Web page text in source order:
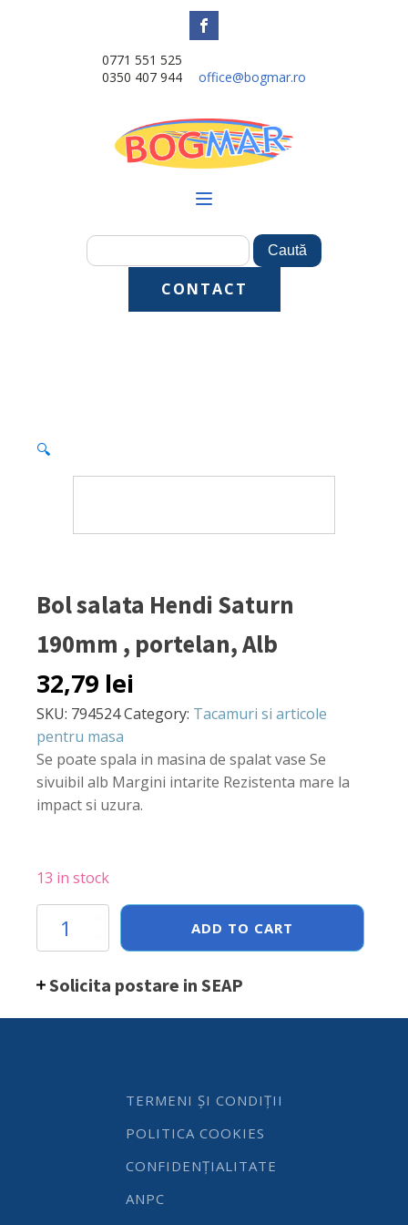
0771 551 525
0350 407 944
office@bogmar.ro
CONTACT
🔍
Bol salata Hendi Saturn
190mm , portelan, Alb
32,79 lei
SKU: 794524Category: Tacamuri si articole
pentru masa
Se poate spala in masina de spalat vase Se
sivuibil alb Margini intarite Rezistenta mare la
impact si uzura.
13 in stock
salata
Hendi
190mm
ADD TO CART
Solicita postare in SEAP
TERMENI ȘI CONDIȚII
POLITICA COOKIES
CONFIDENȚIALITATE
ANPC